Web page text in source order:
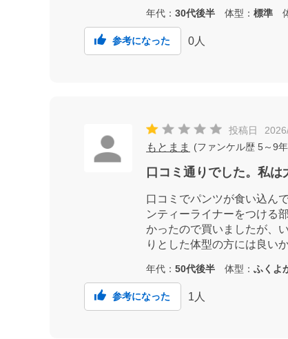
年代： 30代後半 体型： 標準
参考になった 0 人
投稿日
もとまま (ファンケル歴 5～9年
口コミ通りでした。私は
口コミでパンツが食い込ん
ンティーライナーをつける
かったので買いましたが、
りとした体型の方には良いか
年代： 50代後半 体型： ふくよ
参考になった 1 人